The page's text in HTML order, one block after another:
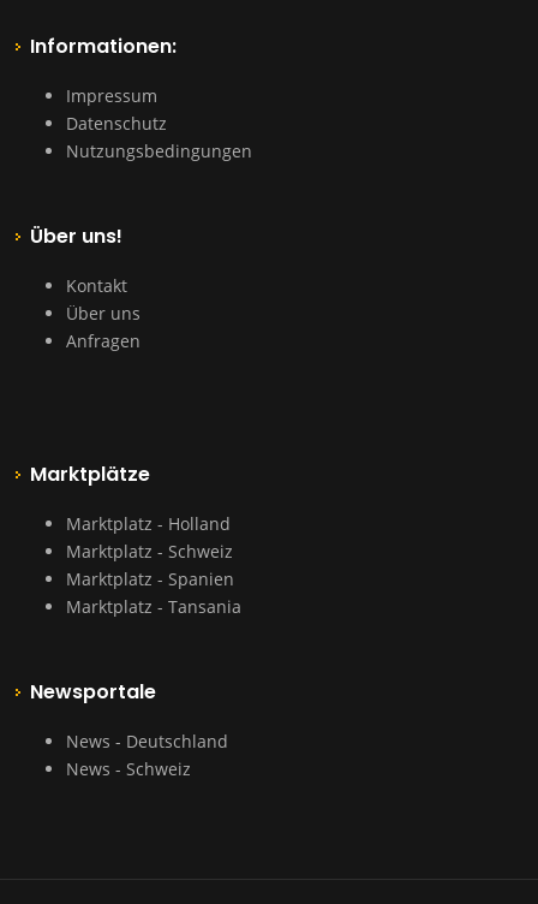
Informationen:
Impressum
Datenschutz
Nutzungsbedingungen
Über uns!
Kontakt
Über uns
Anfragen
Marktplätze
Marktplatz - Holland
Marktplatz - Schweiz
Marktplatz - Spanien
Marktplatz - Tansania
Newsportale
News - Deutschland
News - Schweiz